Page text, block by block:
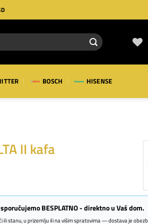
BOSCH HISENSE
II kafa
BESPLATNO - direktno u Vaš dom.
ili stanu, u prizemlju ili na višim spratovima — dostava je